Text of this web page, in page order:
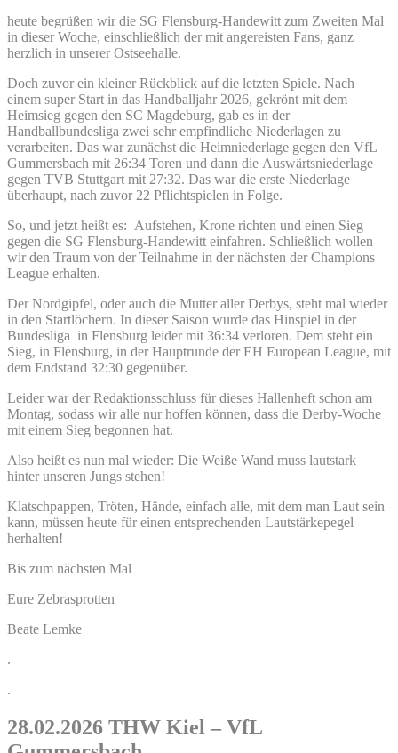
heute begrüßen wir die SG Flensburg-Handewitt zum Zweiten Mal
in dieser Woche, einschließlich der mit angereisten Fans, ganz
herzlich in unserer Ostseehalle.
Doch zuvor ein kleiner Rückblick auf die letzten Spiele. Nach
einem super Start in das Handballjahr 2026, gekrönt mit dem
Heimsieg gegen den SC Magdeburg, gab es in der
Handballbundesliga zwei sehr empfindliche Niederlagen zu
verarbeiten. Das war zunächst die Heimniederlage gegen den VfL
Gummersbach mit 26:34 Toren und dann die Auswärtsniederlage
gegen TVB Stuttgart mit 27:32. Das war die erste Niederlage
überhaupt, nach zuvor 22 Pflichtspielen in Folge.
So, und jetzt heißt es: Aufstehen, Krone richten und einen Sieg
gegen die SG Flensburg-Handewitt einfahren. Schließlich wollen
wir den Traum von der Teilnahme in der nächsten der Champions
League erhalten.
Der Nordgipfel, oder auch die Mutter aller Derbys, steht mal wieder
in den Startlöchern. In dieser Saison wurde das Hinspiel in der
Bundesliga in Flensburg leider mit 36:34 verloren. Dem steht ein
Sieg, in Flensburg, in der Hauptrunde der EH European League, mit
dem Endstand 32:30 gegenüber.
Leider war der Redaktionsschluss für dieses Hallenheft schon am
Montag, sodass wir alle nur hoffen können, dass die Derby-Woche
mit einem Sieg begonnen hat.
Also heißt es nun mal wieder: Die Weiße Wand muss lautstark
hinter unseren Jungs stehen!
Klatschpappen, Tröten, Hände, einfach alle, mit dem man Laut sein
kann, müssen heute für einen entsprechenden Lautstärkepegel
herhalten!
Bis zum nächsten Mal
Eure Zebrasprotten
Beate Lemke
.
.
28.02.2026 THW Kiel – VfL